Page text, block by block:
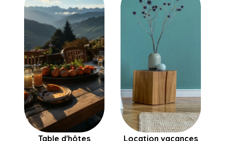
Table d'hôtes Location vacances